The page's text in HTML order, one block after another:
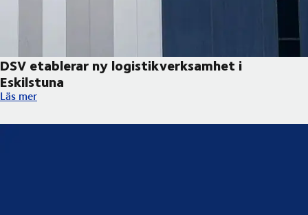
DSV etablerar ny logistikverksamhet i
Eskilstuna
DSV etablerar ny logistikverksamhet i Eskilstuna
Läs mer